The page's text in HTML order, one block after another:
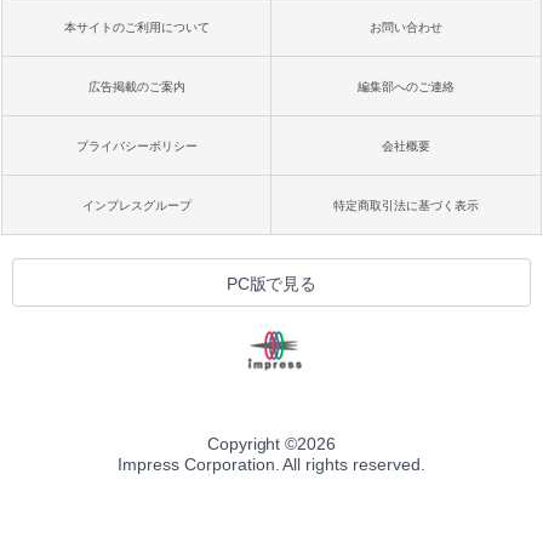
本サイトのご利用について お問い合わせ
広告掲載のご案内 編集部へのご連絡
プライバシーポリシー 会社概要
インプレスグループ 特定商取引法に基づく表示
PC版で見る
Copyright ©2026
Impress Corporation. All rights reserved.